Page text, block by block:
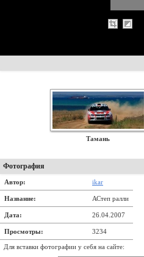
Тамань
Фотография
Автор: ikar
Название: АСтеп ралли
Дата: 26.04.2007
Просмотры: 3234
Для вставки фотографии у себя на сайте: